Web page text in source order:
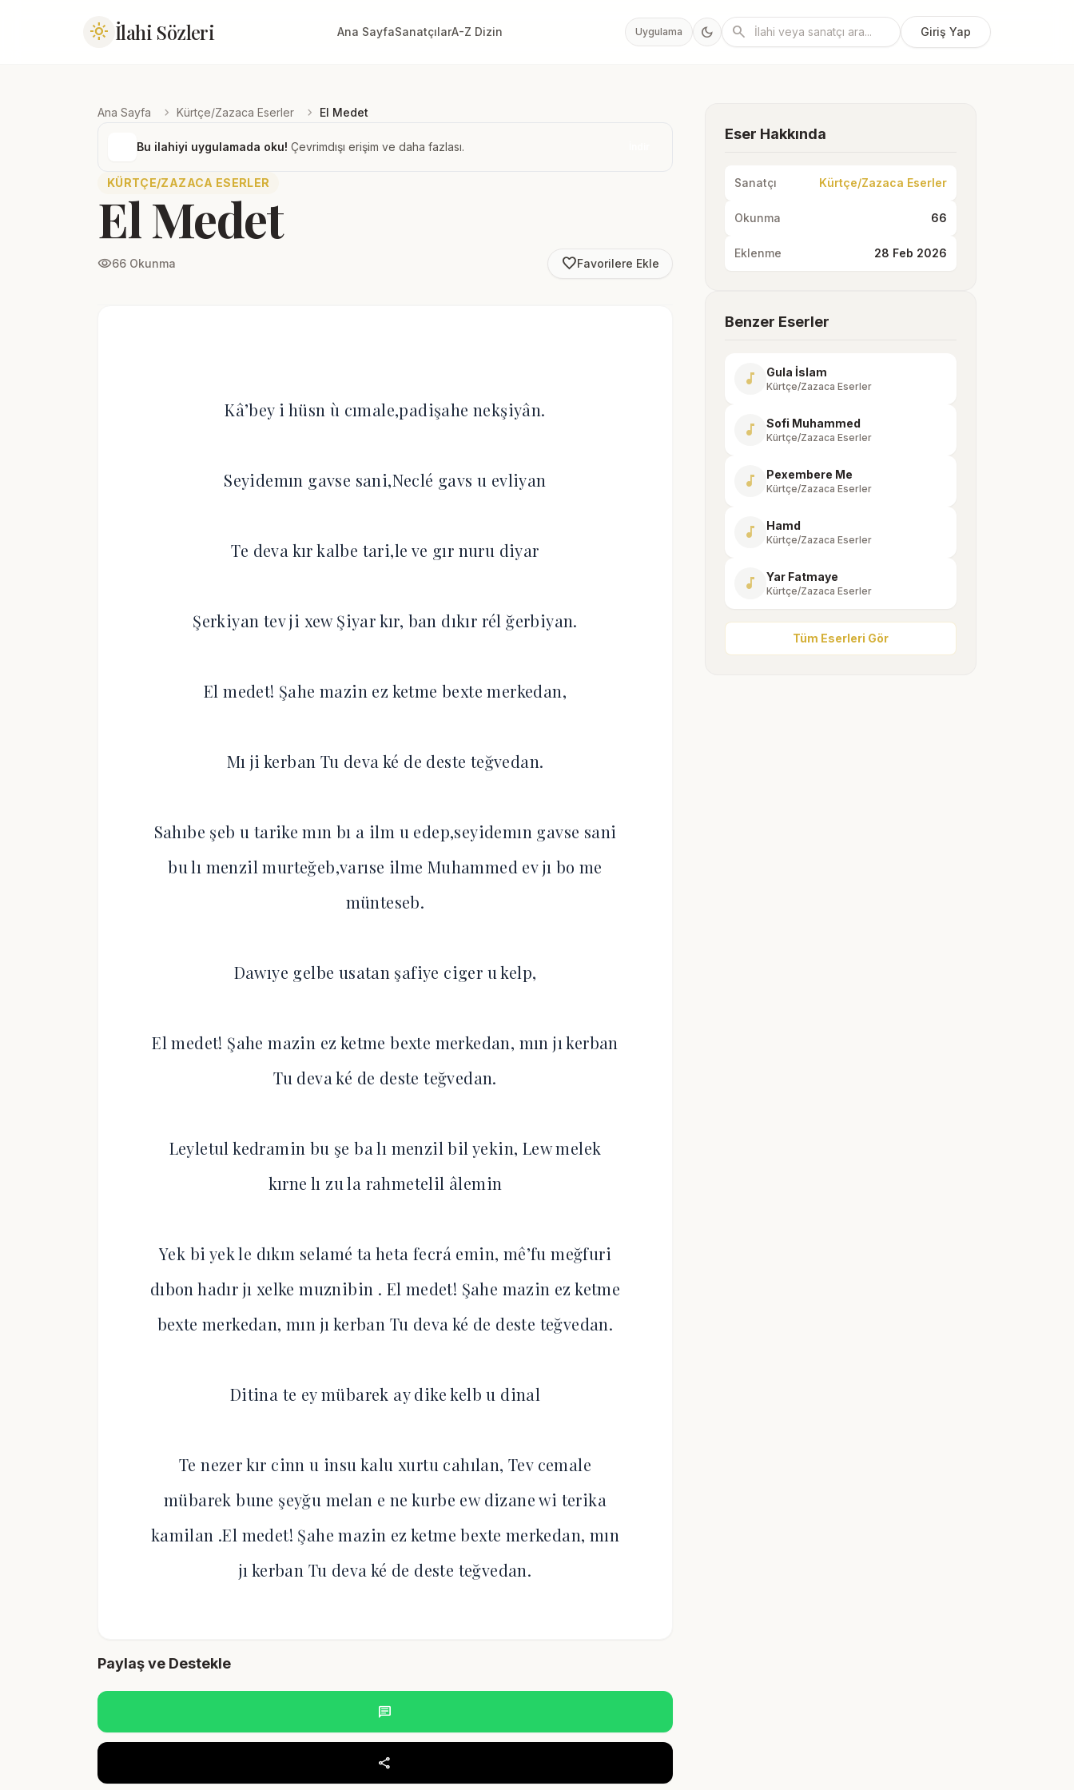
light_mode İlahi Sözleri Ana SayfaSanatçılarA-Z Dizin Uygulama dark_mode search Giriş Yap
Ana Sayfa chevron_right Kürtçe/Zazaca Eserler chevron_right El Medet
Bu ilahiyi uygulamada oku! Çevrimdışı erişim ve daha fazlası.
KÜRTÇE/ZAZACA ESERLER
El Medet
visibility66 Okunma favorite_borderFavorilere Ekle
Kâ’bey i hüsn ù cımale,padişahe nekşiyân.
Seyidemın gavse sani,Neclé gavs u evliyan
Te deva kır kalbe tari,le ve gır nuru diyar
Şerkiyan tev ji xew Şiyar kır, ban dıkır rél ğerbiyan.
El medet! Şahe mazin ez ketme bexte merkedan,
Mı ji kerban Tu deva ké de deste teğvedan.
Sahıbe şeb u tarike mın bı a ilm u edep,seyidemın gavse sani
bu lı menzil murteğeb,varıse ilme Muhammed ev jı bo me
münteseb.
Dawıye gelbe usatan şafiye ciger u kelp,
El medet! Şahe mazin ez ketme bexte merkedan, mın jı kerban
Tu deva ké de deste teğvedan.
Leyletul kedramin bu şe ba lı menzil bil yekin, Lew melek
kırne lı zu la rahmetelil âlemin
Yek bi yek le dıkın selamé ta heta fecrá emin, mê’fu meğfuri
dıbon hadır jı xelke muznibin . El medet! Şahe mazin ez ketme
bexte merkedan, mın jı kerban Tu deva ké de deste teğvedan.
Ditina te ey mübarek ay dike kelb u dinal
Te nezer kır cinn u insu kalu xurtu cahılan, Tev cemale
mübarek bune şeyğu melan e ne kurbe ew dizane wi terika
kamilan .El medet! Şahe mazin ez ketme bexte merkedan, mın
jı kerban Tu deva ké de deste teğvedan.
Paylaş ve Destekle
chat
share
Eser Hakkında
Sanatçı Kürtçe/Zazaca Eserler
Okunma 66
Eklenme 28 Feb 2026
Benzer Eserler
music_note Gula İslam
Kürtçe/Zazaca Eserler
music_note Sofi Muhammed
Kürtçe/Zazaca Eserler
music_note Pexembere Me
Kürtçe/Zazaca Eserler
music_note Hamd
Kürtçe/Zazaca Eserler
music_note Yar Fatmaye
Kürtçe/Zazaca Eserler
Tüm Eserleri Gör